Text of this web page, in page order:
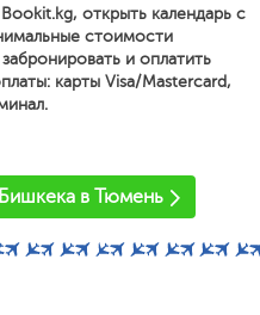
открыть календарь с
стоимости
и оплатить
карты Visa/Mastercard,
Бишкека в Тюмень